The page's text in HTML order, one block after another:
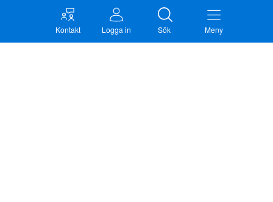
Kontakt Logga in Sök Meny